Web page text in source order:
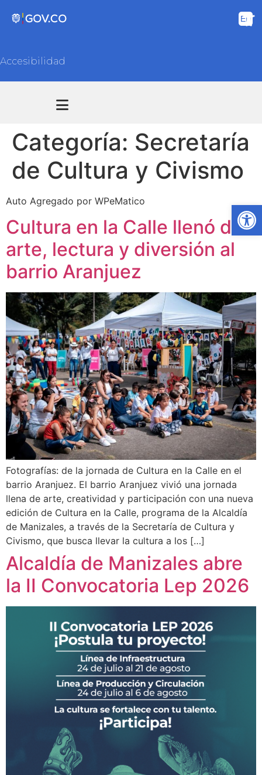
Accesibilidad
Categoría: Secretaría
de Cultura y Civismo
Auto Agregado por WPeMatico
Cultura en la Calle llenó de
arte, lectura y diversión al
barrio Aranjuez
Fotografías: de la jornada de Cultura en la Calle en el
barrio Aranjuez. El barrio Aranjuez vivió una jornada
llena de arte, creatividad y participación con una nueva
edición de Cultura en la Calle, programa de la Alcaldía
de Manizales, a través de la Secretaría de Cultura y
Civismo, que busca llevar la cultura a los […]
Alcaldía de Manizales abre
la II Convocatoria Lep 2026